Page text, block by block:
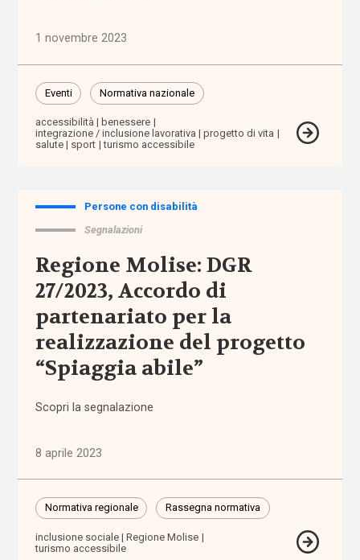
normativa
Spazio ai
promotori
abbandono
scolastico
aborto
accertamento
certificazione
accoglienza
accomodamenti
1 novembre 2023
Eventi Normativa nazionale
accessibilità
benessere
integrazione / inclusione lavorativa
progetto di vita
salute
sport turismo accessibile
Persone con disabilità
Segnalazioni
Regione Molise: DGR
27/2023, Accordo di
partenariato per la
realizzazione del progetto
“Spiaggia abile”
Scopri la segnalazione
8 aprile 2023
Normativa regionale Rassegna normativa
inclusione sociale
Regione Molise
turismo accessibile